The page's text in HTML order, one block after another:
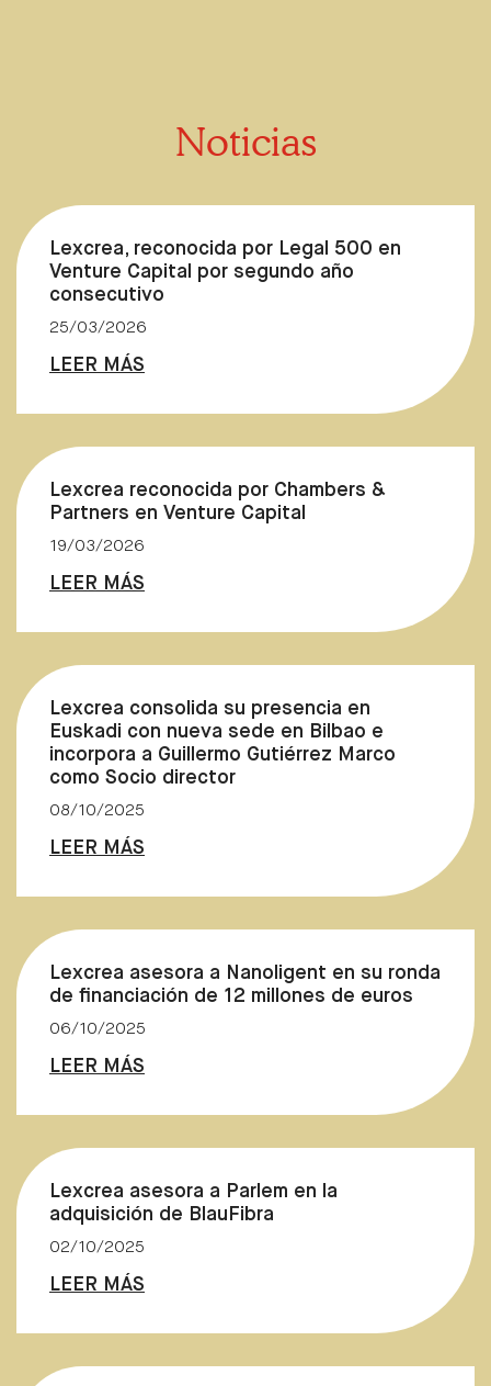
Noticias
Lexcrea, reconocida por Legal 500 en
Venture Capital por segundo año
consecutivo
25/03/2026
LEER MÁS
Lexcrea reconocida por Chambers &
Partners en Venture Capital
19/03/2026
LEER MÁS
Lexcrea consolida su presencia en
Euskadi con nueva sede en Bilbao e
incorpora a Guillermo Gutiérrez Marco
como Socio director
08/10/2025
LEER MÁS
Lexcrea asesora a Nanoligent en su ronda
de financiación de 12 millones de euros
06/10/2025
LEER MÁS
Lexcrea asesora a Parlem en la
adquisición de BlauFibra
02/10/2025
LEER MÁS